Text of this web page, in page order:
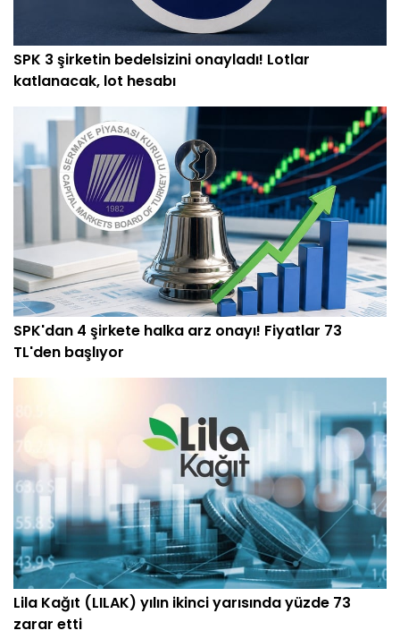
SPK 3 şirketin bedelsizini onayladı! Lotlar
katlanacak, lot hesabı
SPK'dan 4 şirkete halka arz onayı! Fiyatlar 73
TL'den başlıyor
Lila Kağıt (LILAK) yılın ikinci yarısında yüzde 73
zarar etti